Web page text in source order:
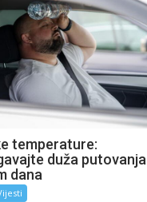
temperature:
duža putovanja
dana